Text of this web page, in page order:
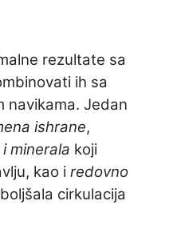
rezultate sa
ih sa
navikama. Jedan
ishrane,
minerala koji
kao i redovno
cirkulacija